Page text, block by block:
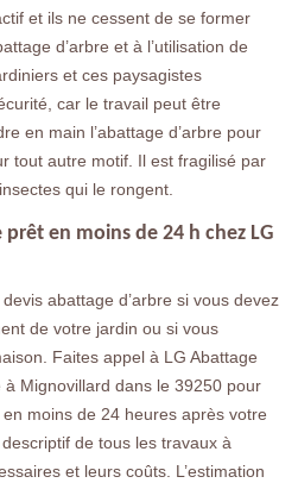
et ils ne cessent de se former
d’arbre et à l’utilisation de
et ces paysagistes
car le travail peut être
en main l’abattage d’arbre pour
tout autre motif. Il est fragilisé par
qui le rongent.
prêt en moins de 24 h chez LG
abattage d’arbre si vous devez
de votre jardin ou si vous
Faites appel à LG Abattage
Mignovillard dans le 39250 pour
moins de 24 heures après votre
de tous les travaux à
et leurs coûts. L’estimation